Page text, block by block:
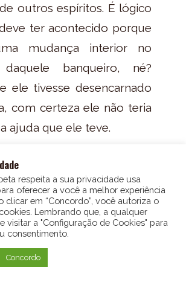
outros espíritos. É lógico
ter acontecido porque
mudança interior no
daquele banqueiro, né?
ele tivesse desencarnado
com certeza ele não teria
ajuda que ele teve.
e tirar uma dúvida da
Michelle de Lajeado (onde
mesmo Michelle? É
ou Paraná… Agora eu
Ou Rio Grande do
respeita a sua privacidade usa
oferecer a você a melhor experiência
clicar em “Concordo”, você autoriza o
Lembrando que, a qualquer
visitar a "Configuração de Cookies" para
consentimento.
Concordo